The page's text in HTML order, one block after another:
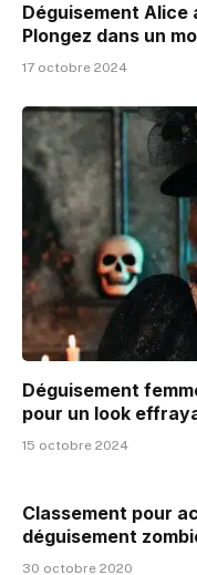
Déguisement Alice
Plongez dans un
17 octobre 2024
Déguisement
pour un look
15 octobre 2024
Classement pour
déguisement
30 octobre 2020